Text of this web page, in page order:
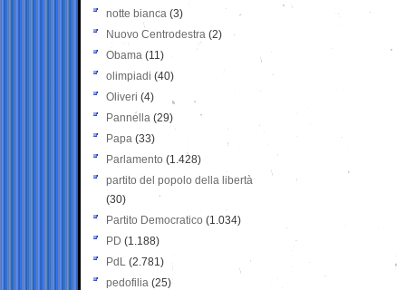
notte bianca (3)
Nuovo Centrodestra (2)
Obama (11)
olimpiadi (40)
Oliveri (4)
Pannella (29)
Papa (33)
Parlamento (1.428)
partito del popolo della libertà
(30)
Partito Democratico (1.034)
PD (1.188)
PdL (2.781)
pedofilia (25)